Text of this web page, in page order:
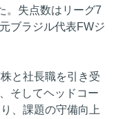
。失点数はリーグ7
ブラジル代表FWジ
と社長職を引き受
そしてヘッドコー
、課題の守備向上